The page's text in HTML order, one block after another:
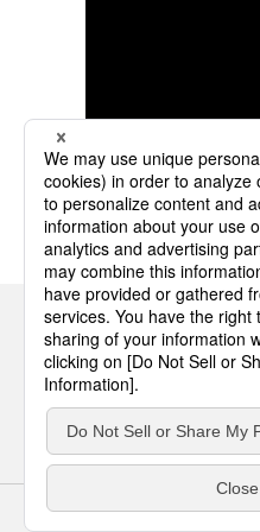
サイトのご利用にあたって